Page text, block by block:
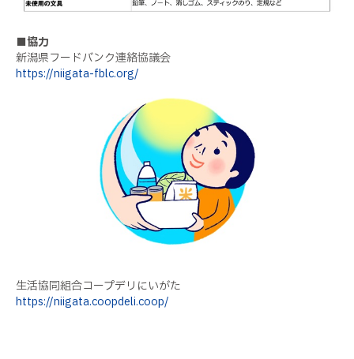
■協力
新潟県フードバンク連絡協議会
https://niigata-fblc.org/
生活協同組合コープデリにいがた
https://niigata.coopdeli.coop/